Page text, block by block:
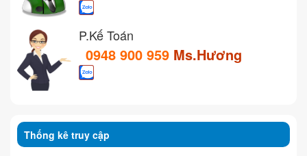
P.Kế Toán
0948 900 959 Ms.Hương
Thống kê truy cập